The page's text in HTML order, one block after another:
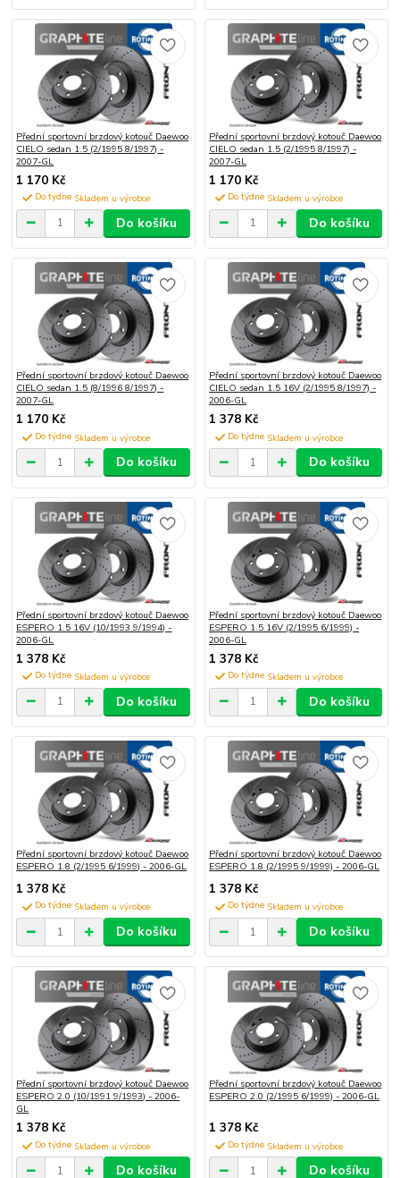
Přední sportovní brzdový kotouč Daewoo
CIELO sedan 1.5 (2/1995 8/1997) -
2007-GL
1 170 Kč
Do týdne
Do košíku
Přední sportovní brzdový kotouč Daewoo
CIELO sedan 1.5 (2/1995 8/1997) -
2007-GL
1 170 Kč
Do týdne
Do košíku
Přední sportovní brzdový kotouč Daewoo
CIELO sedan 1.5 (8/1996 8/1997) -
2007-GL
1 170 Kč
Do týdne
Do košíku
Přední sportovní brzdový kotouč Daewoo
CIELO sedan 1.5 16V (2/1995 8/1997) -
2006-GL
1 378 Kč
Do týdne
Do košíku
Přední sportovní brzdový kotouč Daewoo
ESPERO 1.5 16V (10/1993 9/1994) -
2006-GL
1 378 Kč
Do týdne
Do košíku
Přední sportovní brzdový kotouč Daewoo
ESPERO 1.5 16V (2/1995 6/1999) -
2006-GL
1 378 Kč
Do týdne
Do košíku
Přední sportovní brzdový kotouč Daewoo
ESPERO 1.8 (2/1995 6/1999) - 2006-GL
1 378 Kč
Do týdne
Do košíku
Přední sportovní brzdový kotouč Daewoo
ESPERO 1.8 (2/1995 9/1999) - 2006-GL
1 378 Kč
Do týdne
Do košíku
Přední sportovní brzdový kotouč Daewoo
ESPERO 2.0 (10/1991 9/1993) - 2006-
GL
1 378 Kč
Do týdne
Do košíku
Přední sportovní brzdový kotouč Daewoo
ESPERO 2.0 (2/1995 6/1999) - 2006-GL
1 378 Kč
Do týdne
Do košíku